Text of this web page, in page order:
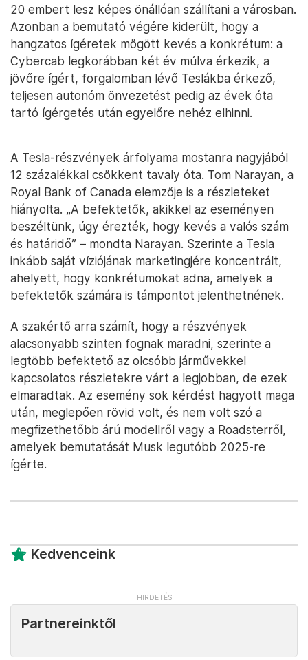
20 embert lesz képes önállóan szállítani a városban.
Azonban a bemutató végére kiderült, hogy a
hangzatos ígéretek mögött kevés a konkrétum: a
Cybercab legkorábban két év múlva érkezik, a
jövőre ígért, forgalomban lévő Teslákba érkező,
teljesen autonóm önvezetést pedig az évek óta
tartó ígérgetés után egyelőre nehéz elhinni.
A Tesla-részvények árfolyama mostanra nagyjából
12 százalékkal csökkent tavaly óta. Tom Narayan, a
Royal Bank of Canada elemzője is a részleteket
hiányolta. „A befektetők, akikkel az eseményen
beszéltünk, úgy érezték, hogy kevés a valós szám
és határidő” – mondta Narayan. Szerinte a Tesla
inkább saját víziójának marketingjére koncentrált,
ahelyett, hogy konkrétumokat adna, amelyek a
befektetők számára is támpontot jelenthetnének.
A szakértő arra számít, hogy a részvények
alacsonyabb szinten fognak maradni, szerinte a
legtöbb befektető az olcsóbb járművekkel
kapcsolatos részletekre várt a legjobban, de ezek
elmaradtak. Az esemény sok kérdést hagyott maga
után, meglepően rövid volt, és nem volt szó a
megfizethetőbb árú modellről vagy a Roadsterről,
amelyek bemutatását Musk legutóbb 2025-re
ígérte.
Kedvenceink
Partnereinktől